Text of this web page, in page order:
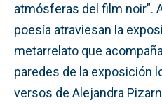
atmósferas del film noir”.
poesía atraviesan la
metarrelato que
paredes de la exposición
versos de Alejandra